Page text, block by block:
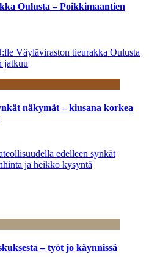
Oulusta – Poikkimaantien
Väyläviraston tieurakka Oulusta
jatkuu
näkymät – kiusana korkea
edelleen synkät
ja heikko kysyntä
– työt jo käynnissä